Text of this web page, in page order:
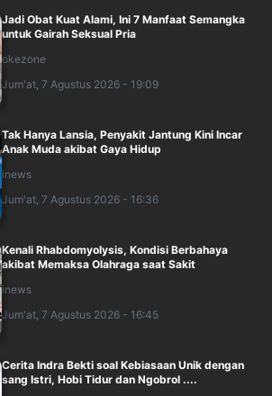
Jadi Obat Kuat Alami, Ini 7 Manfaat Semangka
untuk Gairah Seksual Pria
okezone
Jum'at, 7 Agustus 2026 - 19:09
Tak Hanya Lansia, Penyakit Jantung Kini Incar
Anak Muda akibat Gaya Hidup
inews
Jum'at, 7 Agustus 2026 - 16:36
Kenali Rhabdomyolysis, Kondisi Berbahaya
akibat Memaksa Olahraga saat Sakit
inews
Jum'at, 7 Agustus 2026 - 16:45
Cerita Indra Bekti soal Kebiasaan Unik dengan
sang Istri, Hobi Tidur dan Ngobrol ....